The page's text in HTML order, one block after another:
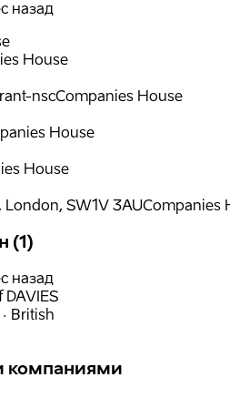
назад
House
nscCompanies House
House
House
SW1V 3AUCompanies
(1)
назад
· British
компаниями